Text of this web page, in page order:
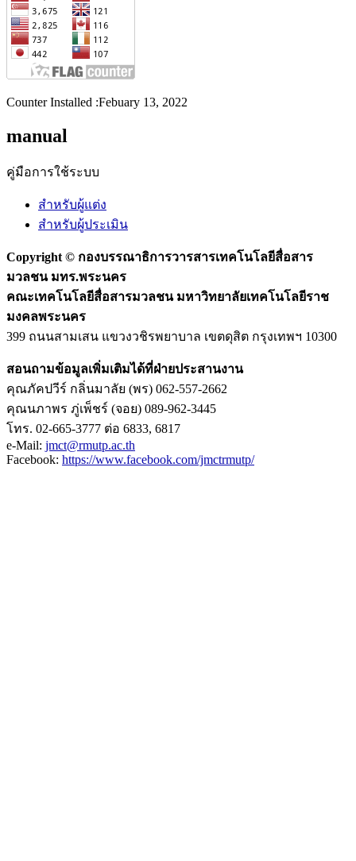
Counter Installed :Febuary 13, 2022
manual
คู่มือการใช้ระบบ
สำหรับผู้แต่ง
สำหรับผู้ประเมิน
Copyright © กองบรรณาธิการวารสารเทคโนโลยีสื่อสาร
มวลชน มทร.พระนคร
คณะเทคโนโลยีสื่อสารมวลชน มหาวิทยาลัยเทคโนโลยีราช
มงคลพระนคร
399 ถนนสามเสน แขวงวชิรพยาบาล เขตดุสิต กรุงเทพฯ 10300
สอนถามข้อมูลเพิ่มเติมได้ที่ฝ่ายประสานงาน
คุณภัคปวีร์ กลิ่นมาลัย (พร) 062-557-2662
คุณนภาพร ภู่เพ็ชร์ (จอย) 089-962-3445
โทร. 02-665-3777 ต่อ 6833, 6817
e-Mail: jmct@rmutp.ac.th
Facebook: https://www.facebook.com/jmctrmutp/